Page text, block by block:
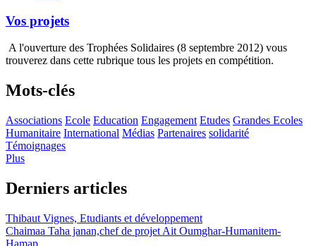
Vos projets
A l'ouverture des Trophées Solidaires (8 septembre 2012) vous
trouverez dans cette rubrique tous les projets en compétition.
Mots-clés
Associations Ecole Education Engagement Etudes Grandes Ecoles
Humanitaire International Médias Partenaires solidarité
Témoignages
Plus
Derniers articles
Thibaut Vignes, Etudiants et développement
Chaimaa Taha janan,chef de projet Ait Oumghar-Humanitem-
Hamap